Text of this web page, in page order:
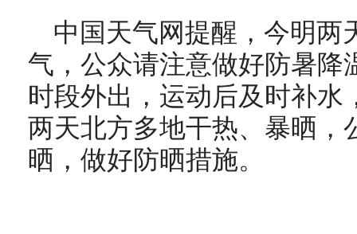
中国天气网提醒，今明两
气，公众请注意做好防暑降
时段外出，运动后及时补水
两天北方多地干热、暴晒，
晒，做好防晒措施。